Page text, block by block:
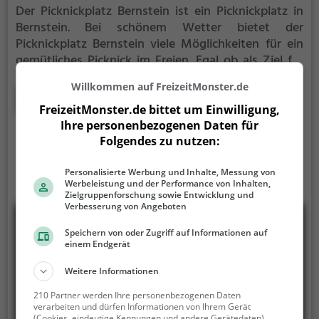
Der Picknickplatz Bernstein ist ein Picknickplatz in
Bernstein. Bei schönem Wetter bietet der
Picknickplatz Bernstein viele Möglichkeiten für ein
gemütliches Picknick im Freien. Egal ob als Ziel für
zwischendurch, der Picknickplatz Bernstein ist der
perfekte Ort, um die Akkus wieder aufzutanken und
ein leckeres Essen unter freiem Himmel zu genießen.
Mehr erfahren
Willkommen auf FreizeitMonster.de
FreizeitMonster.de bittet um Einwilligung,
Ihre personenbezogenen Daten für
Folgendes zu nutzen:
Personalisierte Werbung und Inhalte, Messung von
Werbeleistung und der Performance von Inhalten,
Zielgruppenforschung sowie Entwicklung und
Verbesserung von Angeboten
Speichern von oder Zugriff auf Informationen auf
einem Endgerät
Weitere Informationen
210 Partner werden Ihre personenbezogenen Daten
verarbeiten und dürfen Informationen von Ihrem Gerät